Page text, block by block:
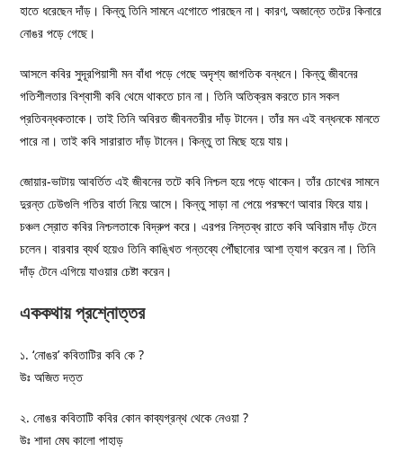
হাতে ধরেছেন দাঁড়। কিন্তু তিনি সামনে এগোতে পারছেন না। কারণ, অজান্তে তটের কিনারে
নোঙর পড়ে গেছে।
আসলে কবির সুদূরপিয়াসী মন বাঁধা পড়ে গেছে অদৃশ্য জাগতিক বন্ধনে। কিন্তু জীবনের
গতিশীলতার বিশ্বাসী কবি থেমে থাকতে চান না। তিনি অতিক্রম করতে চান সকল
প্রতিবন্ধকতাকে। তাই তিনি অবিরত জীবনতরীর দাঁড় টানেন। তাঁর মন এই বন্ধনকে মানতে
পারে না। তাই কবি সারারাত দাঁড় টানেন। কিন্তু তা মিছে হয়ে যায়।
জোয়ার-ভাটায় আবর্তিত এই জীবনের তটে কবি নিশ্চল হয়ে পড়ে থাকেন। তাঁর চোখের সামনে
দুরন্ত ঢেউগুলি গতির বার্তা নিয়ে আসে। কিন্তু সাড়া না পেয়ে পরক্ষণে আবার ফিরে যায়।
চঞ্চল স্রোত কবির নিশ্চলতাকে বিদ্রুপ করে। এরপর নিস্তব্ধ রাতে কবি অবিরাম দাঁড় টেনে
চলেন। বারবার ব্যর্থ হয়েও তিনি কাঙ্খিত গন্তব্যে পৌঁছানোর আশা ত্যাগ করেন না। তিনি
দাঁড় টেনে এগিয়ে যাওয়ার চেষ্টা করেন।
এককথায় প্রশ্নোত্তর
১. ‘নোঙর’ কবিতাটির কবি কে ?
উঃ অজিত দত্ত
২. নোঙর কবিতাটি কবির কোন কাব্যগ্রন্থ থেকে নেওয়া ?
উঃ শাদা মেঘ কালো পাহাড়